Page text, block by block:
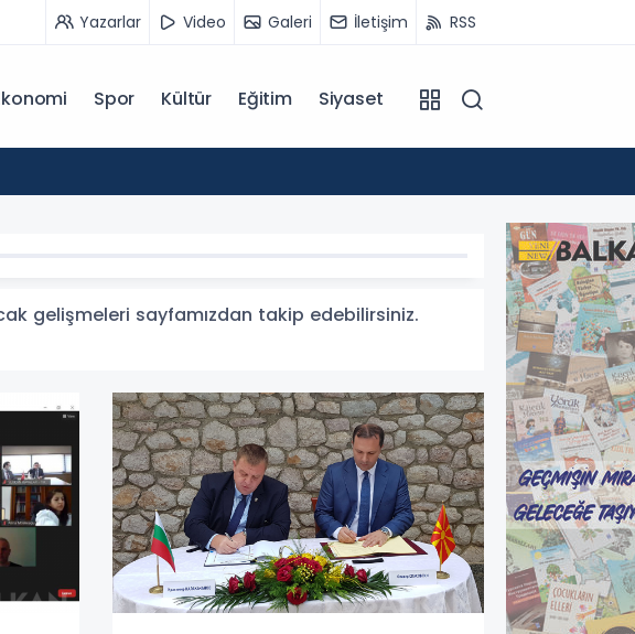
Yazarlar Video Galeri İletişim RSS
Spor Kültür Eğitim Siyaset
gelişmeleri sayfamızdan takip edebilirsiniz.